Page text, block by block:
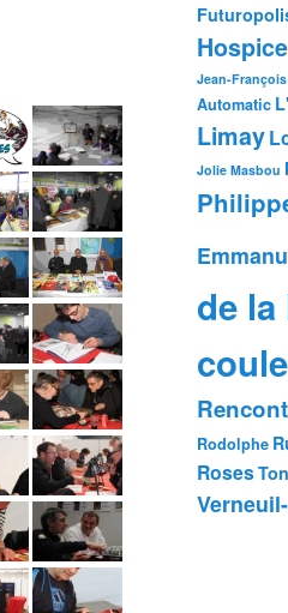
Jean-
Automatic
Limay
Jolie Masbou
de la
Rodolphe
Roses